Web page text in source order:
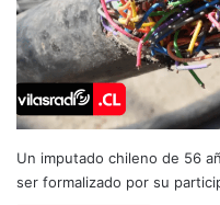
Un imputado chileno de 56
ser formalizado por su